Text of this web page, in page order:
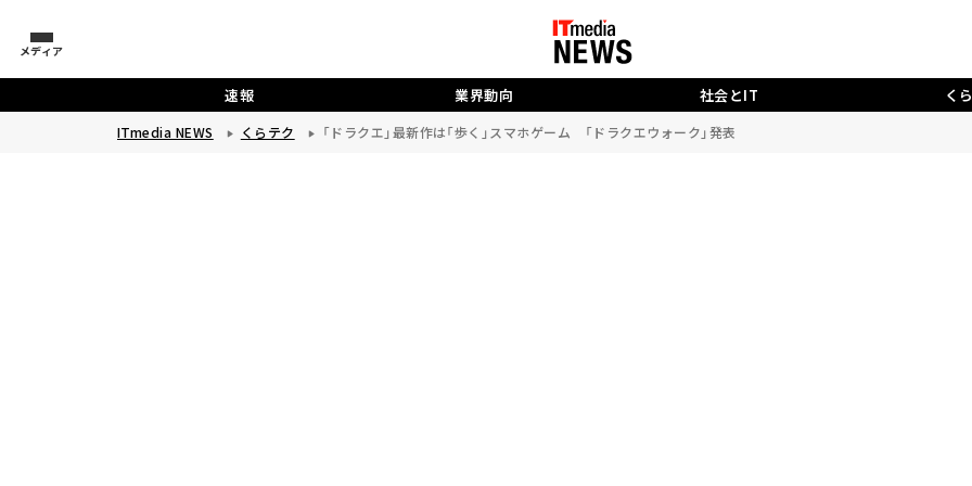
メディア
速報 業界動向 社会とIT く
ITmedia NEWS くらテク 「ドラクエ」最新作は「歩く」スマホゲーム 「ドラクエウォーク」発表